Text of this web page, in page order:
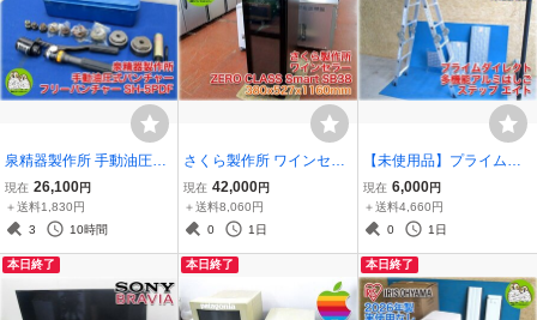
泉精器製作所 手動油圧式
パンチャー フリーパンチ
ャー SH-5PDF 油圧ヘッ
ド分離式 スチールケース
現在 26,100円
＋送料1,830円
3
10時間
さくら製作所 ワインセラ
ー ZERO CLASS Smart S
B38 380x527x1160mm 9
7L(約38本収納可) 上下2
0℃) 取扱説明書あり
現在 42,000円
＋送料8,060円
0
1日
【未使用品】プライムダ
イレクト 多機能アルミは
しご ステップ エイト 最長
3.4m 耐荷重150kg 脚立・
野発】
現在 6,000円
＋送料4,660円
0
1日
本日終了 本日終了 本日終了